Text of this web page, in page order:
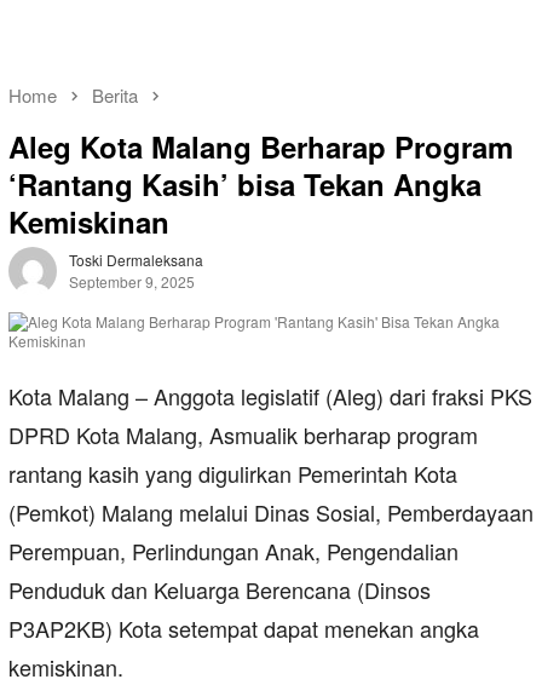
Home Berita
Aleg Kota Malang Berharap Program
‘Rantang Kasih’ bisa Tekan Angka
Kemiskinan
Toski Dermaleksana
September 9, 2025
Kota Malang – Anggota legislatif (Aleg) dari fraksi PKS
DPRD Kota Malang, Asmualik berharap program
rantang kasih yang digulirkan Pemerintah Kota
(Pemkot) Malang melalui Dinas Sosial, Pemberdayaan
Perempuan, Perlindungan Anak, Pengendalian
Penduduk dan Keluarga Berencana (Dinsos
P3AP2KB) Kota setempat dapat menekan angka
kemiskinan.